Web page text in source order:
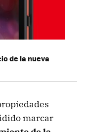
de la nueva
marcar